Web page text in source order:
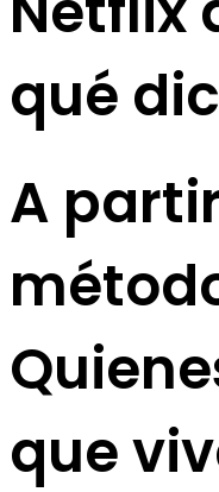
qué
A
que